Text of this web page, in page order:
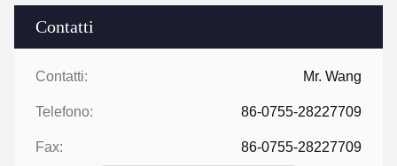
Contatti
Contatti: Mr. Wang
Telefono: 86-0755-28227709
Fax: 86-0755-28227709